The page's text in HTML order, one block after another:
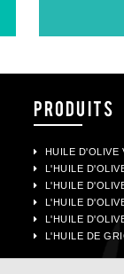
PRODUITS
HUILE D'OLIVE
L'HUILE
L'HUILE
L'HUILE
L'HUILE
L'HUILE DE